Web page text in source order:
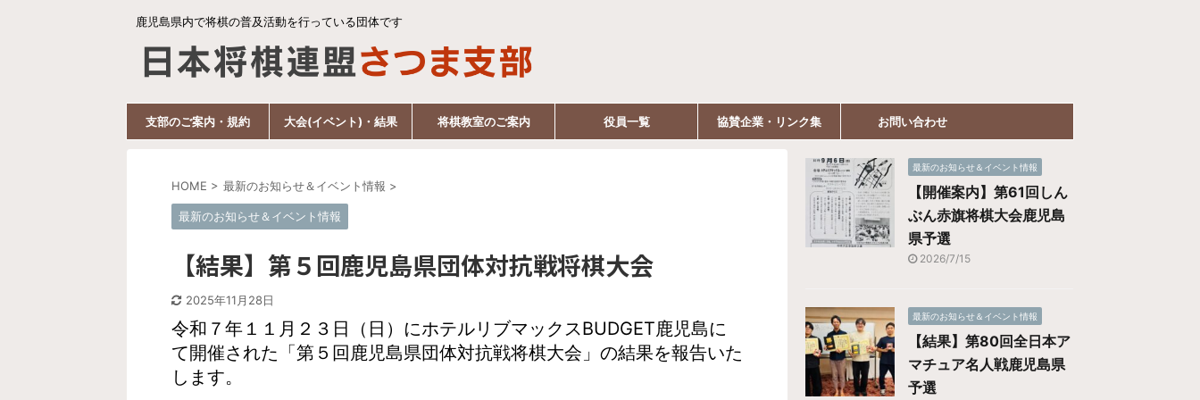
鹿児島県内で将棋の普及活動を行っている団体です
支部のご案内・規約 大会(イベント)・結果 将棋教室のご案内 役員一覧 協賛企業・リンク集 お問い合わせ
HOME > 最新のお知らせ＆イベント情報 >
最新のお知らせ＆イベント情報
【結果】第５回鹿児島県団体対抗戦将棋大会
2025年11月28日
令和７年１１月２３日（日）にホテルリブマックスBUDGET鹿児島に
て開催された「第５回鹿児島県団体対抗戦将棋大会」の結果を報告いた
します。
最新のお知らせ＆イベント情報
【開催案内】第61回しん
ぶん赤旗将棋大会鹿児島
県予選
2026/7/15
最新のお知らせ＆イベント情報
【結果】第80回全日本ア
マチュア名人戦鹿児島県
予選